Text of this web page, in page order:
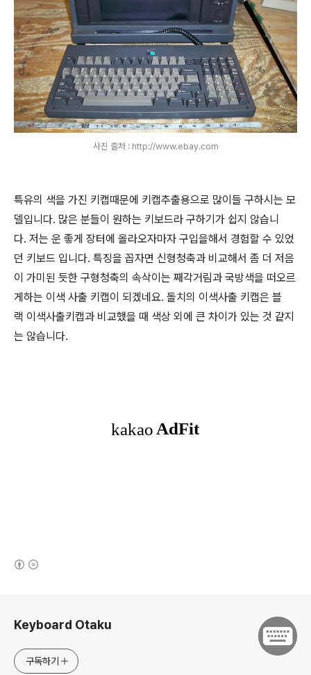
사진 출처 : http://www.ebay.com
특유의 색을 가진 키캡때문에 키캡추출용으로 많이들 구하시는 모
델입니다. 많은 분들이 원하는 키보드라 구하기가 쉽지 않습니
다. 저는 운 좋게 장터에 올라오자마자 구입을해서 경험할 수 있었
던 키보드 입니다. 특징을 꼽자면 신형청축과 비교해서 좀 더 저음
이 가미된 듯한 구형청축의 속삭이는 째각거림과 국방색을 떠오르
게하는 이색 사출 키캡이 되겠네요. 돌치의 이색사출 키캡은 블
랙 이색사출키캡과 비교했을 때 색상 외에 큰 차이가 있는 것 같지
는 않습니다.
Keyboard Otaku
구독하기